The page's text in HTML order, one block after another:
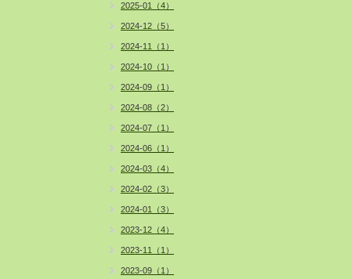
2025-01（4）
2024-12（5）
2024-11（1）
2024-10（1）
2024-09（1）
2024-08（2）
2024-07（1）
2024-06（1）
2024-03（4）
2024-02（3）
2024-01（3）
2023-12（4）
2023-11（1）
2023-09（1）